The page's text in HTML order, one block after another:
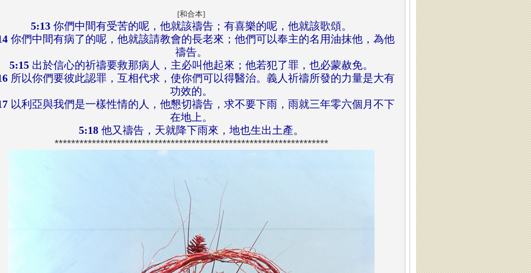
[和合本]
5:13你們中間有受苦的呢，他就該禱告；有喜樂的呢，他就該歌頌。
你們中間有病了的呢，他就該請教會的長老來；他們可以奉主的名用油抹他，為他
禱告。
5:15出於信心的祈禱要救那病人，主必叫他起來；他若犯了罪，也必蒙赦免。
所以你們要彼此認罪，互相代求，使你們可以得醫治。義人祈禱所發的力量是大有
功效的。
以利亞與我們是一樣性情的人，他懇切禱告，求不要下雨，雨就三年零六個月不下
在地上。
5:18他又禱告，天就降下雨來，地也生出土產。
******************************************************************